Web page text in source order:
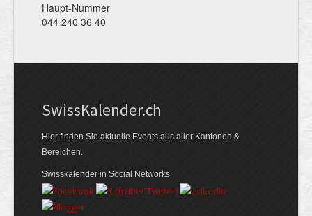
Haupt-Nummer
044 240 36 40
Swiss­Kalender.ch
Hier finden Sie aktuelle Events aus aller Kantonen &
Bereichen.
Swisskalender in Social Networks